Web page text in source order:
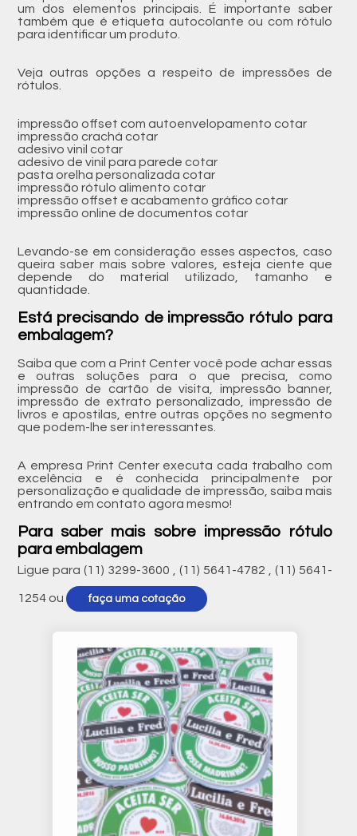
um dos elementos principais. É importante saber
também que é etiqueta autocolante ou com rótulo
para identificar um produto.
Veja outras opções a respeito de impressões de
rótulos.
impressão offset com autoenvelopamento cotar
impressão crachá cotar
adesivo vinil cotar
adesivo de vinil para parede cotar
pasta orelha personalizada cotar
impressão rótulo alimento cotar
impressão offset e acabamento gráfico cotar
impressão online de documentos cotar
Levando-se em consideração esses aspectos, caso
queira saber mais sobre valores, esteja ciente que
depende do material utilizado, tamanho e
quantidade.
Está precisando de impressão rótulo para
embalagem?
Saiba que com a Print Center você pode achar essas
e outras soluções para o que precisa, como
impressão de cartão de visita, impressão banner,
impressão de extrato personalizado, impressão de
livros e apostilas, entre outras opções no segmento
que podem-lhe ser interessantes.
A empresa Print Center executa cada trabalho com
excelência e é conhecida principalmente por
personalização e qualidade de impressão, saiba mais
entrando em contato agora mesmo!
Para saber mais sobre impressão rótulo
para embalagem
Ligue para (11) 3299-3600 ,(11) 5641-4782 ,(11) 5641-
1254ou faça uma cotação